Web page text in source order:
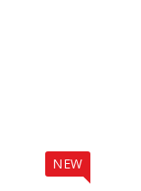
NEW